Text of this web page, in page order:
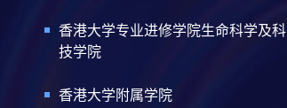
香港大学专业进修学院生命科学及科
技学院
香港大学附属学院